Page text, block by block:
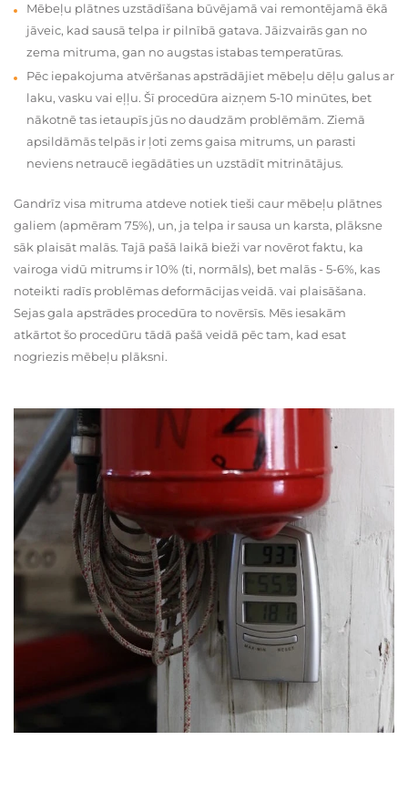
Mēbeļu plātnes uzstādīšana būvējamā vai remontējamā ēkā
jāveic, kad sausā telpa ir pilnībā gatava. Jāizvairās gan no
zema mitruma, gan no augstas istabas temperatūras.
Pēc iepakojuma atvēršanas apstrādājiet mēbeļu dēļu galus ar
laku, vasku vai eļļu. Šī procedūra aizņem 5-10 minūtes, bet
nākotnē tas ietaupīs jūs no daudzām problēmām. Ziemā
apsildāmās telpās ir ļoti zems gaisa mitrums, un parasti
neviens netraucē iegādāties un uzstādīt mitrinātājus.
Gandrīz visa mitruma atdeve notiek tieši caur mēbeļu plātnes
galiem (apmēram 75%), un, ja telpa ir sausa un karsta, plāksne
sāk plaisāt malās. Tajā pašā laikā bieži var novērot faktu, ka
vairoga vidū mitrums ir 10% (ti, normāls), bet malās - 5-6%, kas
noteikti radīs problēmas deformācijas veidā. vai plaisāšana.
Sejas gala apstrādes procedūra to novērsīs. Mēs iesakām
atkārtot šo procedūru tādā pašā veidā pēc tam, kad esat
nogriezis mēbeļu plāksni.